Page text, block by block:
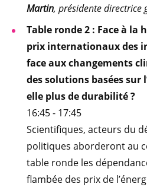
Martin, présidente directrice
Table ronde 2 : Face à la
prix internationaux des
face aux changements
des solutions basées sur
elle plus de durabilité ?
16:45 - 17:45
Scientifiques, acteurs du
politiques aborderont au
table ronde les
flambée des prix de